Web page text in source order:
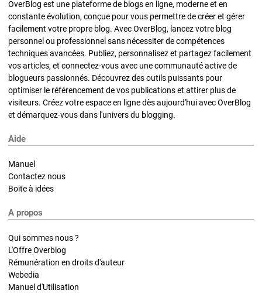
OverBlog est une plateforme de blogs en ligne, moderne et en
constante évolution, conçue pour vous permettre de créer et gérer
facilement votre propre blog. Avec OverBlog, lancez votre blog
personnel ou professionnel sans nécessiter de compétences
techniques avancées. Publiez, personnalisez et partagez facilement
vos articles, et connectez-vous avec une communauté active de
blogueurs passionnés. Découvrez des outils puissants pour
optimiser le référencement de vos publications et attirer plus de
visiteurs. Créez votre espace en ligne dès aujourd'hui avec OverBlog
et démarquez-vous dans l'univers du blogging.
Aide
Manuel
Contactez nous
Boite à idées
A propos
Qui sommes nous ?
L'Offre Overblog
Rémunération en droits d'auteur
Webedia
Manuel d'Utilisation